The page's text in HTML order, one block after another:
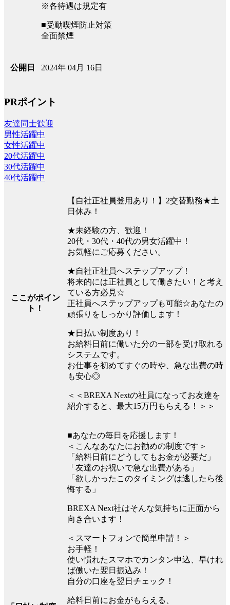
※各待遇は規定有
■受動喫煙防止対策
全面禁煙
公開日 2024年 04月 16日
PRポイント
友達同士歓迎
男性活躍中
女性活躍中
20代活躍中
30代活躍中
40代活躍中
ここがポイン
ト！
【自社正社員登用あり！】2交替勤務★土
日休み！
★未経験の方、歓迎！
20代・30代・40代の男女活躍中！
お気軽にご応募ください。
★自社正社員へステップアップ！
将来的には正社員として働きたい！と考え
ている方必見☆
正社員へステップアップも可能☆あなたの
頑張りをしっかり評価します！
★日払い制度あり！
お給料日前に働いた分の一部を受け取れる
システムです。
お仕事を初めてすぐの時や、急な出費の時
も安心◎
＜＜BREXA Nextの社員になってお友達を
紹介すると、最大15万円もらえる！＞＞
■あなたの毎日を応援します！
＜こんなあなたにお勧めの制度です＞
「給料日前にどうしてもお金が必要だ」
「友達のお祝いで急な出費がある」
「欲しかったこのタイミングは逃したら後
悔する」
BREXA Next社はそんな気持ちに正面から
向き合います！
＜スマートフォンで簡単申請！＞
お手軽！
使い慣れたスマホでカンタン申込、早けれ
ば働いた翌日振込み！
自分の口座を翌日チェック！
給料日前にお金がもらえる、